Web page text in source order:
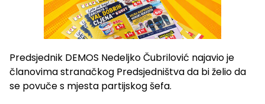
Predsjednik DEMOS Nedeljko Čubrilović najavio je
članovima stranačkog Predsjedništva da bi želio da
se povuče s mjesta partijskog šefa.